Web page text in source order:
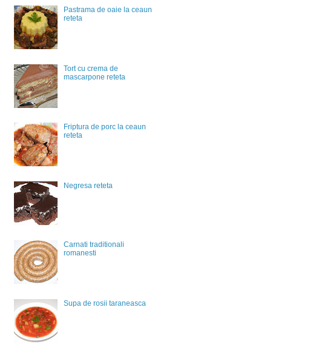
Pastrama de oaie la ceaun
reteta
Tort cu crema de
mascarpone reteta
Friptura de porc la ceaun
reteta
Negresa reteta
Carnati traditionali
romanesti
Supa de rosii taraneasca